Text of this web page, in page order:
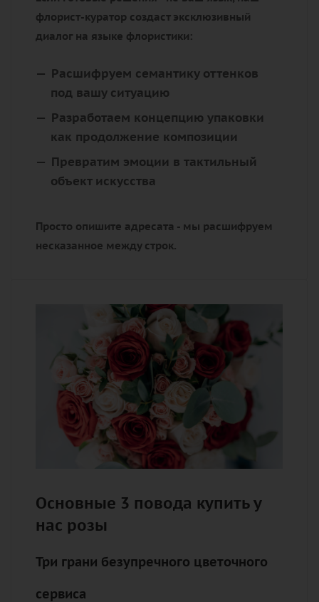
флорист-куратор создаст эксклюзивный
диалог на языке флористики:
Расшифруем семантику оттенков
под вашу ситуацию
Разработаем концепцию упаковки
как продолжение композиции
Превратим эмоции в тактильный
объект искусства
Просто опишите адресата - мы расшифруем
несказанное между строк.
Основные 3 повода купить у
нас розы
Три грани безупречного цветочного
сервиса